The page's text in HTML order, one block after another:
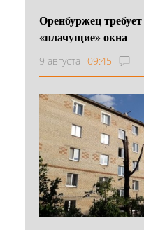
Оренбуржец
«плачущие» окна
9 августа 09:45